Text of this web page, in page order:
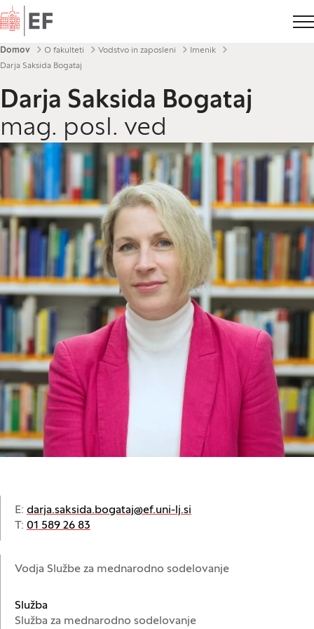
Domov
Drobtinice
Domov O fakulteti Vodstvo in zaposleni
Imenik
Darja Saksida Bogataj
Darja Saksida Bogataj
mag. posl. ved
E: darja.saksida.bogataj@ef.uni-lj.si
T: 01 589 26 83
Vodja Službe za mednarodno sodelovanje
Služba
Služba za mednarodno sodelovanje